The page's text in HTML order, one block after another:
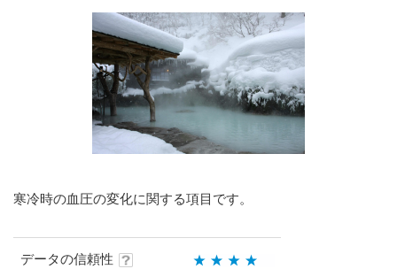
寒冷時の血圧の変化に関する項目です。
データの信頼性